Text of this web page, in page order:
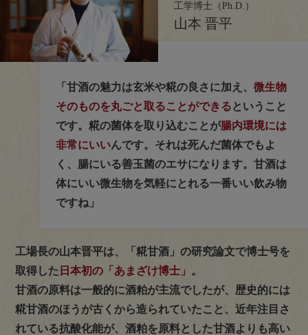
工学博士（Ph.D.）
山本 晋平
「甘酒の魅力は玄米や糀の良さに加え、 微生物
そのものを丸ごと取ることができる ということ
です。糀の菌体を取り込むことが腸内環境には
非常にいいんです。それは死んだ菌体でもよ
く、腸にいる善玉菌のエサになります。甘酒は
体にいい微生物を気軽にとれる一番いい飲み物
ですね」
工場長の山本晋平は、「糀甘酒」の研究論文で博士号を
取得した 日本初の「あまざけ博士」 。
甘酒の原料は一般的に酒粕が主流でしたが、歴史的には
糀甘酒のほうが古くから造られていたこと、近年注目さ
れている抗酸化能が、酒粕を原料とした甘酒よりも高い